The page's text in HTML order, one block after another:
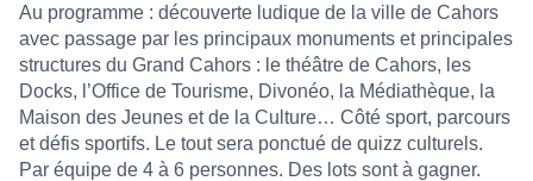
Au programme : découverte ludique de la ville de Cahors
avec passage par les principaux monuments et principales
structures du Grand Cahors : le théâtre de Cahors, les
Docks, l’Office de Tourisme, Divonéo, la Médiathèque, la
Maison des Jeunes et de la Culture… Côté sport, parcours
et défis sportifs. Le tout sera ponctué de quizz culturels.
Par équipe de 4 à 6 personnes. Des lots sont à gagner.